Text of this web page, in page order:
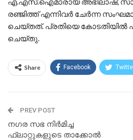
രഞ്ജിത്ത് എന്നിവര്‍ ചേര്‍ന്ന
ചെയ്തത്. പ്രതിയെ കോടതിയില്‍
ചെയ്തു.
Share Facebook
PREV POST
നഗര സഭ നിർമിച്ച
ഫ്ലാറ്റുകളുടെ താക്കോൽ